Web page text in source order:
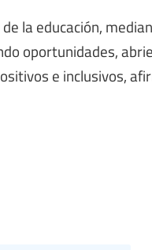
la educación,
oportunidades,
e inclusivos,